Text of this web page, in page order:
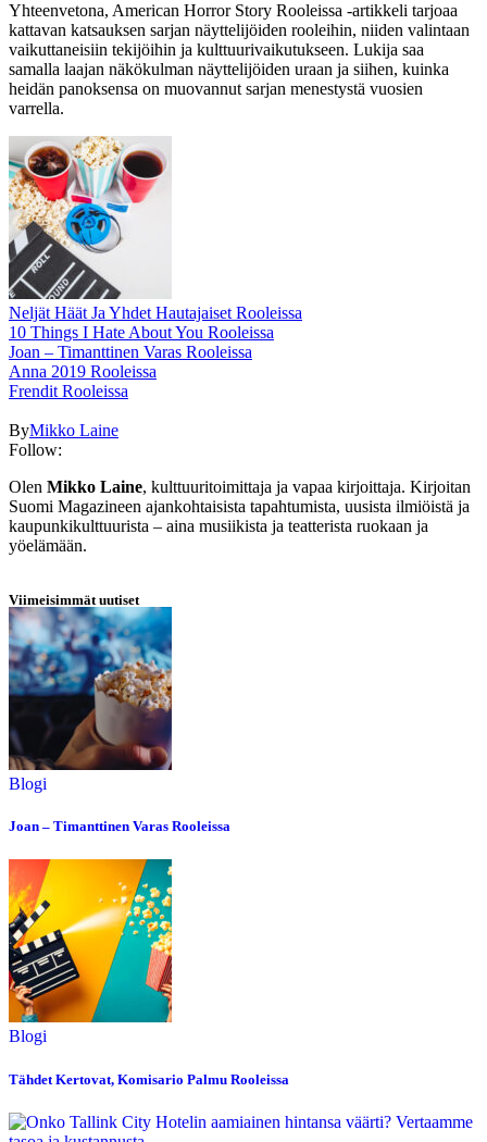
Yhteenvetona, American Horror Story Rooleissa -artikkeli tarjoaa
kattavan katsauksen sarjan näyttelijöiden rooleihin, niiden valintaan
vaikuttaneisiin tekijöihin ja kulttuurivaikutukseen. Lukija saa
samalla laajan näkökulman näyttelijöiden uraan ja siihen, kuinka
heidän panoksensa on muovannut sarjan menestystä vuosien
varrella.
Neljät Häät Ja Yhdet Hautajaiset Rooleissa
10 Things I Hate About You Rooleissa
Joan – Timanttinen Varas Rooleissa
Anna 2019 Rooleissa
Frendit Rooleissa
ByMikko Laine
Follow:
Olen Mikko Laine, kulttuuritoimittaja ja vapaa kirjoittaja. Kirjoitan
Suomi Magazineen ajankohtaisista tapahtumista, uusista ilmiöistä ja
kaupunkikulttuurista – aina musiikista ja teatterista ruokaan ja
yöelämään.
Viimeisimmät uutiset
Blogi
Joan – Timanttinen Varas Rooleissa
Blogi
Tähdet Kertovat, Komisario Palmu Rooleissa